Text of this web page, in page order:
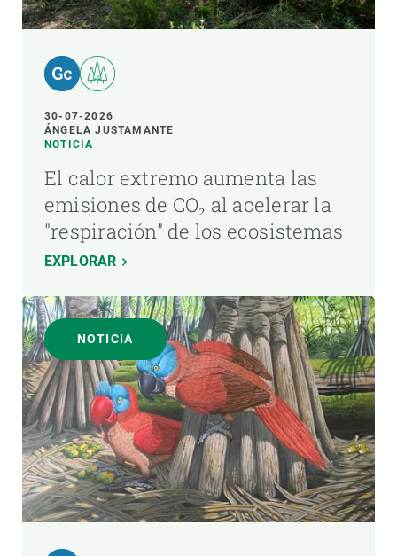
30-07-2026
ÁNGELA JUSTAMANTE
NOTICIA
El calor extremo aumenta las
emisiones de CO₂ al acelerar la
"respiración" de los ecosistemas
EXPLORAR
NOTICIA